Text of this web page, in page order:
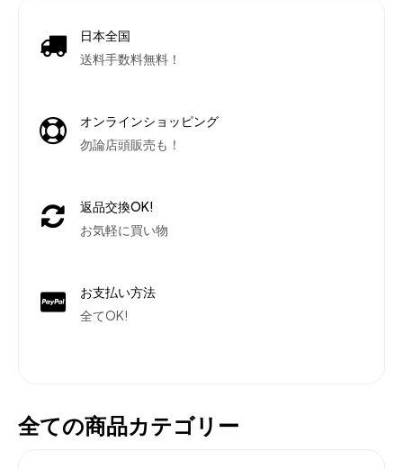
日本全国
送料手数料無料！
オンラインショッピング
勿論店頭販売も！
返品交換OK!
お気軽に買い物
お支払い方法
全てOK!
全ての商品カテゴリー